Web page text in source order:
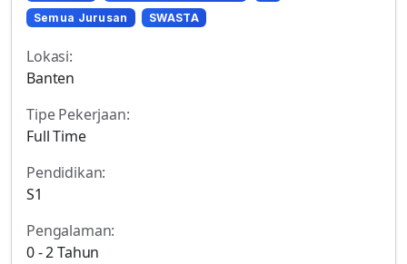
Semua Jurusan
SWASTA
Lokasi:
Banten
Tipe Pekerjaan:
Full Time
Pendidikan:
S1
Pengalaman:
0 - 2 Tahun